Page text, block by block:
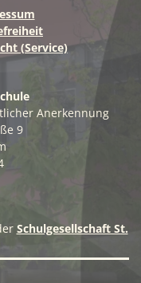
(Service)
Anerkennung
9
Schulgesellschaft St.